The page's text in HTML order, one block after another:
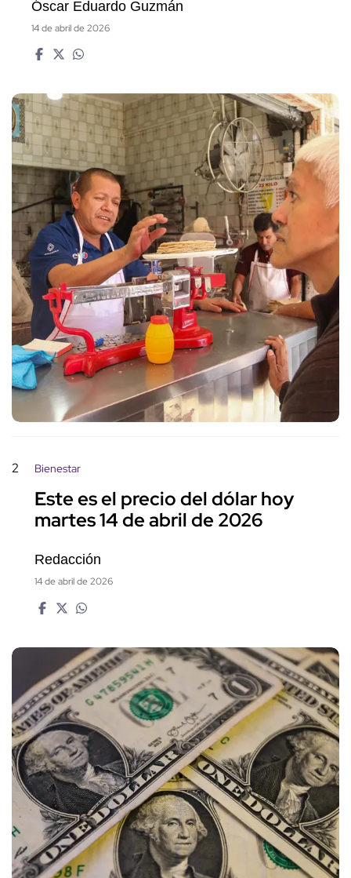
Óscar Eduardo Guzmán
14 de abril de 2026
2 Bienestar
Este es el precio del dólar hoy
martes 14 de abril de 2026
Redacción
14 de abril de 2026